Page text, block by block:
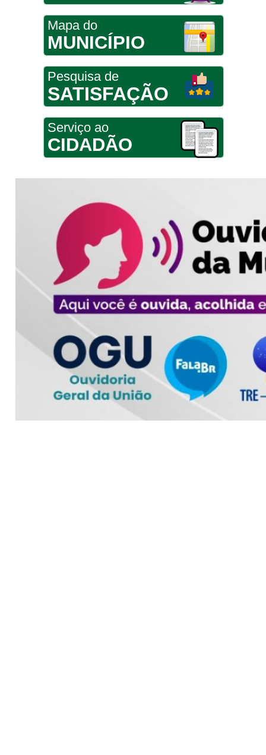
Mapa do
MUNICÍPIO
Pesquisa de
SATISFAÇÃO
Serviço ao
CIDADÃO